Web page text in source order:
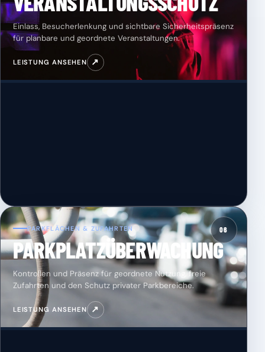
Einlass, Besucherlenkung und sichtbare Sicherheitspräsenz
für planbare und geordnete Veranstaltungen.
LEISTUNG ANSEHEN ↗
06
PARKFLÄCHEN & ZUFAHRTEN
PARKPLATZÜBERWACHUNG
Kontrollen und Präsenz für geordnete Nutzung, freie
Zufahrten und den Schutz privater Parkbereiche.
LEISTUNG ANSEHEN ↗